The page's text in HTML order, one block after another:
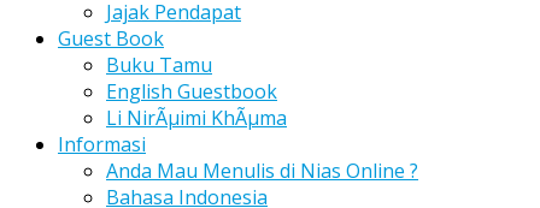
Jajak Pendapat
Guest Book
Buku Tamu
English Guestbook
Li NirÃµimi KhÃµma
Informasi
Anda Mau Menulis di Nias Online ?
Bahasa Indonesia